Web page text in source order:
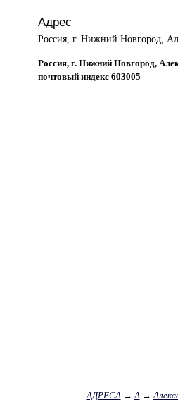
Адрес
Россия, г. Нижний Новгород,
Россия, г. Нижний Новгород,
почтовый индекс 603005
АДРЕСА→А→